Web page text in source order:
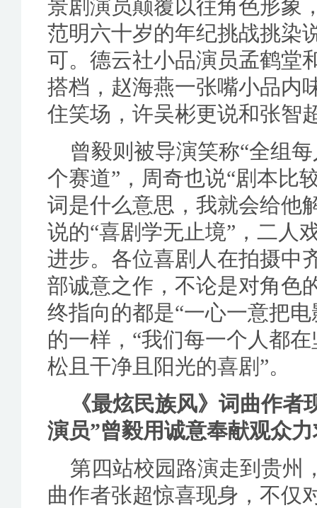
景剧演员颠覆以往角色形象
范明六十岁的年纪挑战挑染
可。德云社小品演员孟鹤堂
搭档，赵海燕一张嘴小品内
住笑场，许吴彬更说和张智
曾毅则被导演笑称“全组
个赛道”，周奇也说“剧本比
词是什么意思，我就会给他
说的“喜剧学无止境”，二人
进步。各位喜剧人在拍摄中
部诚意之作，不论是对角色
终指向的都是“一心一意把
的一样，“我们每一个人都
松且干净且阳光的喜剧”。
《最炫民族风》词曲作
演员”曾毅用诚意奉献观众
第四站校园路演走到贵州
曲作者张超惊喜现身，不仅